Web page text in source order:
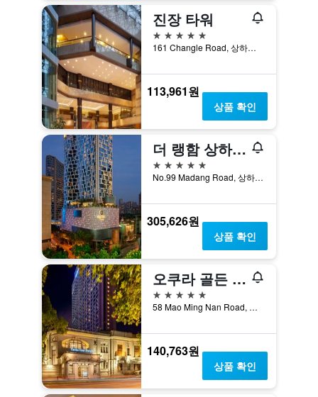
진장 타워
5성급
161 Changle Road, 상하이, 중국
113,961원
상품 확인
더 랭함 상하이 신톈디
5성급
No.99 Madang Road, 상하이, 중국
305,626원
상품 확인
오쿠라 골든 호텔 상하이
5성급
58 Mao Ming Nan Road, 상하이, 중국
140,763원
상품 확인